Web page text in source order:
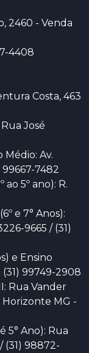
2460 - Venda
4408
Costa, 463
José
Av.
7482
5º ano): R.
e 7° Anos):
9665 / (31)
e Ensino
99749-2908
Rua Vander
Horizonte MG -
5° Ano): Rua
(31) 98872-